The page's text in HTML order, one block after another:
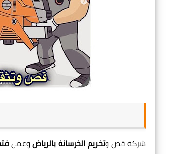
شركة قص وتخريم الخرسانة بالرياضوعمل